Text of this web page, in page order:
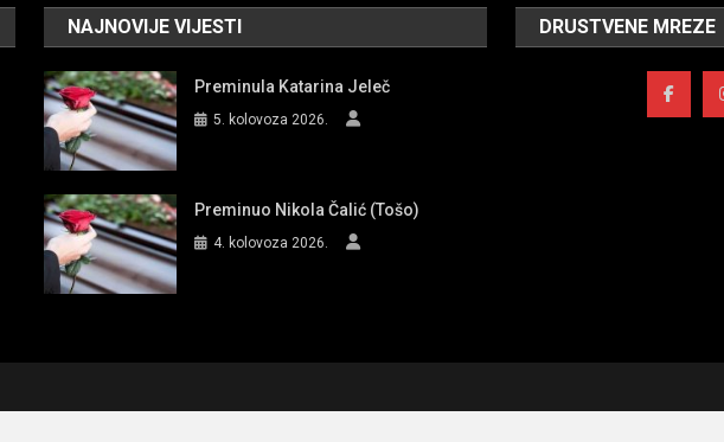
NAJNOVIJE VIJESTI
Preminula Katarina Jeleč
5. kolovoza 2026.
Preminuo Nikola Čalić (Tošo)
4. kolovoza 2026.
DRUSTVENE MREZE